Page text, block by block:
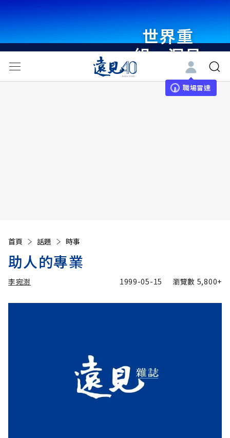
世界重
組・洞見
未來 與
世界領袖
職場雷達
首頁 話題 時事
助人的專業
李宛澍 1999-05-15 瀏覽數 5,800+